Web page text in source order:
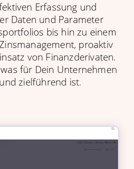
Erfassung und
Daten und Parameter
bis hin zu einem
proaktiv
von Finanzderivaten.
für Dein Unternehmen
zielführend ist.